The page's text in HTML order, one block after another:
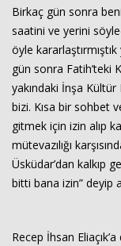
Birkaç gün sonra
saatini ve yerini
öyle
gün sonra Fatih’teki
yakındaki İnşa Kültür
bizi. Kısa bir sohbet
gitmek için izin alıp
mütevazılığı
Üsküdar’dan kalkıp
bitti bana izin” deyip
Recep İhsan